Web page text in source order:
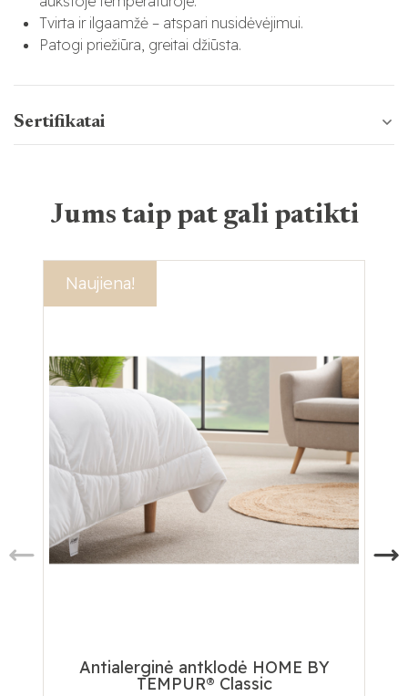
Tvirta ir ilgaamžė – atspari nusidėvėjimui.
Patogi priežiūra, greitai džiūsta.
Sertifikatai
Jums taip pat gali patikti
Akcija!
Naujiena!
Antialerginė antklodė HOME BY
TEMPUR® Classic